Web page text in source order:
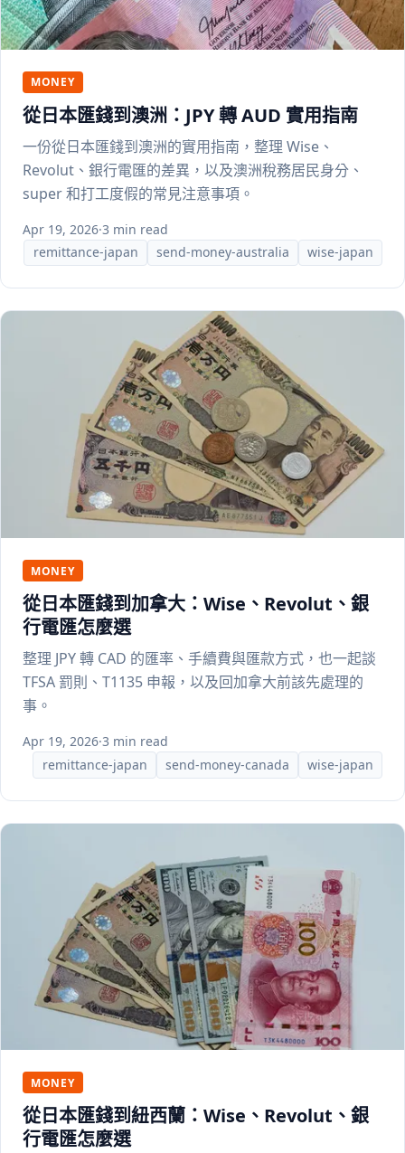
MONEY
從日本匯錢到澳洲：JPY 轉 AUD 實用指南
一份從日本匯錢到澳洲的實用指南，整理 Wise、
Revolut、銀行電匯的差異，以及澳洲稅務居民身分、
super 和打工度假的常見注意事項。
Apr 19, 2026·3 min read
remittance-japan
send-money-australia wise-japan
MONEY
從日本匯錢到加拿大：Wise、Revolut、銀
行電匯怎麼選
整理 JPY 轉 CAD 的匯率、手續費與匯款方式，也一起談
TFSA 罰則、T1135 申報，以及回加拿大前該先處理的
事。
Apr 19, 2026·3 min read
remittance-japan
send-money-canada wise-japan
MONEY
從日本匯錢到紐西蘭：Wise、Revolut、銀
行電匯怎麼選